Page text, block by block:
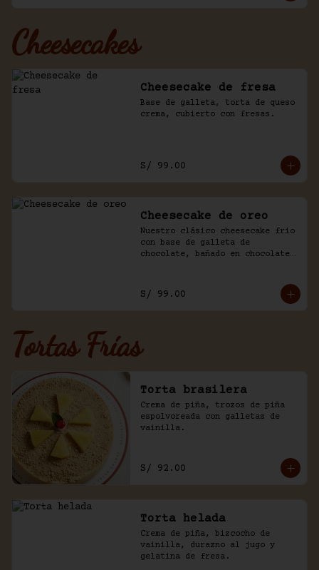
Cheesecakes
Cheesecake de fresa
Base de galleta, torta de queso
crema, cubierto con fresas.
S/ 99.00
Cheesecake de oreo
Nuestro clásico cheesecake frio
con base de galleta de
chocolate, bañado en chocolate
S/ 99.00
Tortas Frías
Torta brasilera
Crema de piña, trozos de piña
espolvoreada con galletas de
vainilla.
S/ 92.00
Torta helada
Crema de piña, bizcocho de
vainilla, durazno al jugo y
gelatina de fresa.